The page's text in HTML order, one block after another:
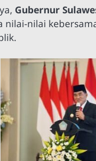
Gubernur
nilai